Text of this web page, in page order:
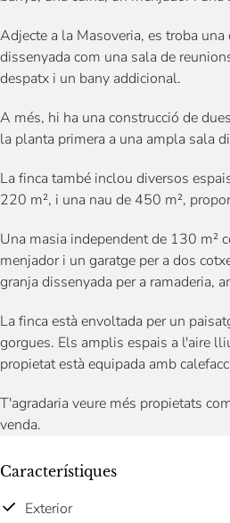
Adjecte a la Masoveria, es troba
dissenyada com una sala de
despatx i un bany addicional.
A més, hi ha una construcció de
la planta primera a una ampla sala
La finca també inclou diversos
220 m², i una nau de 450 m²,
Una masia independent de 130 m²
menjador i un garatge per a dos
granja dissenyada per a ramaderia,
La finca està envoltada per un
gorgues. Els amplis espais a l'aire
propietat està equipada amb
T'agradaria veure més propietats
venda.
Característiques
Exterior